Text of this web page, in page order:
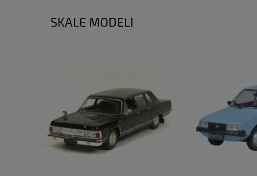
SKALE MODELI